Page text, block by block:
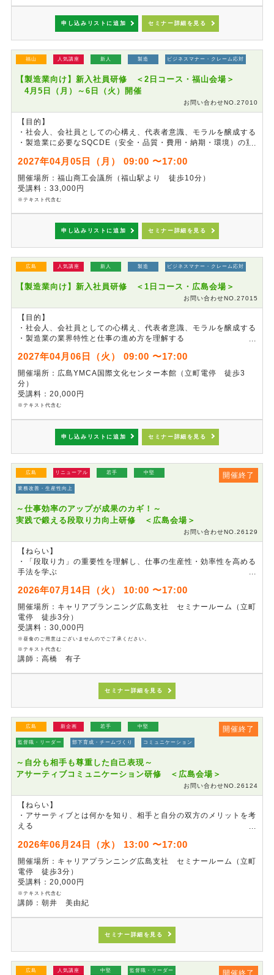
用ください。
申し込みリストに追加 セミナー詳細を見る
福山 人気講座 新人 製造 ビジネスマナー・クレーム応対
【製造業向け】新入社員研修 ＜2日コース・福山会場＞
4月5日（月）～6日（火）開催
お問い合わせNO.27010
【目的】
・社会人、会社員としての心構え、代表者意識、モラルを醸成する
・製造業に必要なSQCDE（安全・品質・費用・納期・環境）の重
・チームの一員として、職場内でのコミュニケーションスキルを習
得する
※本セミナーは、事前準備の都合上、
※本講座は4月5日(月)、6日(火)の2日間コースとなっております
（各日9:00～17:00）。
2027年04月05日（月） 09:00 〜17:00
開催場所：福山商工会議所（福山駅より 徒歩10分）
受講料：33,000円
※テキスト代含む
申し込みリストに追加 セミナー詳細を見る
広島 人気講座 新人 製造 ビジネスマナー・クレーム応対
【製造業向け】新入社員研修 ＜1日コース・広島会場＞
お問い合わせNO.27015
【目的】
・社会人、会社員としての心構え、代表者意識、モラルを醸成する
・製造業の業界特性と仕事の進め方を理解する
得する
※本セミナーは、事前準備の都合上、
（日）24:00とさせていただきます。
製造業モノづくり体験ワークをご希望の場合は２日コースをご利
2027年04月06日（火） 09:00 〜17:00
開催場所：広島YMCA国際文化センター本館（立町電停 徒歩3
分）
受講料：20,000円
※テキスト代含む
申し込みリストに追加 セミナー詳細を見る
開催終了
広島 リニューアル 若手 中堅
業務改善・生産性向上
～仕事効率のアップが成果のカギ！～
実践で鍛える段取り力向上研修 ＜広島会場＞
お問い合わせNO.26129
【ねらい】
・「段取り力」の重要性を理解し、仕事の生産性・効率性を高める
手法を学ぶ
する
・「段取り上手」になるためのコミュニケーション術を学ぶ
2026年07月14日（火） 10:00 〜17:00
開催場所：キャリアプランニング広島支社 セミナールーム（立町
電停 徒歩3分）
受講料：30,000円
※昼食のご用意はございませんのでご了承ください。
※テキスト代含む
講師：高橋 有子
セミナー詳細を見る
開催終了
広島 新企画 若手 中堅
監督職・リーダー 部下育成・チームづくり コミュニケーション
～自分も相手も尊重した自己表現～
アサーティブコミュニケーション研修 ＜広島会場＞
お問い合わせNO.26124
【ねらい】
・アサーティブとは何かを知り、相手と自分の双方のメリットを考
える
・ミスコミュニケーション防止・きく力・伝え方の工夫を身につけ
る
2026年06月24日（水） 13:00 〜17:00
開催場所：キャリアプランニング広島支社 セミナールーム（立町
電停 徒歩3分）
受講料：20,000円
※テキスト代含む
講師：朝井 美由紀
セミナー詳細を見る
開催終了
広島 人気講座 中堅 監督職・リーダー